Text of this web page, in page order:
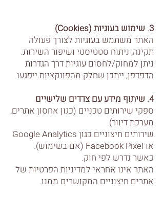
3. שימוש בעוגיות (Cookies)
האתר משתמש בעוגיות לצורך פעולה
תקינה, ניתוח סטטיסטי ושיפור השירות.
ניתן למחוק/לחסום עוגיות דרך הגדרות
הדפדפן; ייתכן שחלק מהפונקציות ייפגעו.
4. שיתוף מידע עם צדדים שלישיים
ספקי שירותים טכניים (כגון אחסון אתרים,
מערכת דיוור).
שירותים חיצוניים כגון Google Analytics
או Facebook Pixel (אם בשימוש).
כאשר נדרש לפי חוק.
האתר אינו אחראי למדיניות הפרטיות של
אתרים חיצוניים המקושרים ממנו.